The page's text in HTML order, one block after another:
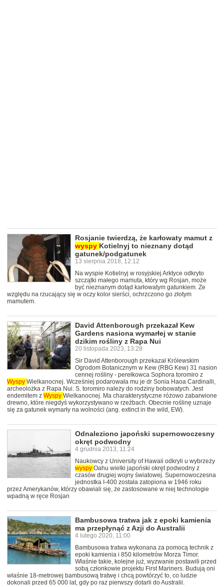
Rosjanie twierdzą, że karłowaty mamut z
wyspy Kotielnyj to nieznany dotąd
gatunek/podgatunek
13 sierpnia 2018, 12:12
Na wyspie Kotielnyj w rosyjskiej Arktyce odkryto
szczątki małego mamuta, który wg Rosjan, może
być nieznanym dotąd karłowatym gatunkiem. Ze
względu na rzucający się w oczy kolor sierści, ochrzczono go złotym
mamutem.
David Attenborough przekazał Kew
Gardens nasiona wymarłej w stanie
dzikim rośliny z Rapa Nui
20 listopada 2023, 13:28
Sir David Attenborough przekazał Królewskim
Ogrodom Botanicznym w Kew (RBG Kew) 31 nasion
cennej rośliny - perełkowca Sophora toromiro z
Wyspy Wielkanocnej. Wcześniej podarowała mu je dr Sonia Haoa Cardinalli,
archeolożka z Rapa Nui. S. toromiro należy do rodziny bobowatych. Jest
endemitem z Wyspy Wielkanocnej. Ma charakterystyczne różowo zabarwione
drewno, które niegdyś wykorzystywano w rzeźbach. Obecnie roślinę uznaje
się za gatunek wymarły na wolności (ang. extinct in the wild, EW).
Odnaleziono japoński supernowoczesny
okręt podwodny
4 grudnia 2013, 11:24
Naukowcy z University of Hawaii odkryli u wybrzeży
wyspy Oahu wielki japoński okręt podwodny z
czasów drugiej wojny światowej. Supernowoczesna
jednostka I-400 została zatopiona w 1946 roku
przez Amerykanów, którzy obawiali się, że zastosowane w niej technologie
wpadną w ręce Rosjan
Bambusowa tratwa jak z epoki kamienia
ma przepłynąć z Azji do Australii
4 lutego 2020, 11:00
Bambusowa tratwa wykonana za pomocą technik z
epoki kamienia i 850 kilometrów Morza Timor.
Właśnie takie, kolejne już, wyzwanie postawili przed
sobą członkowie projektu First Mariners. Budują oni
właśnie 18-metrowej bambusową tratwę i chcą powtórzyć to, co ludzie
dokonali przed 65 000 lat, gdy po raz pierwszy dotarli do Australii.